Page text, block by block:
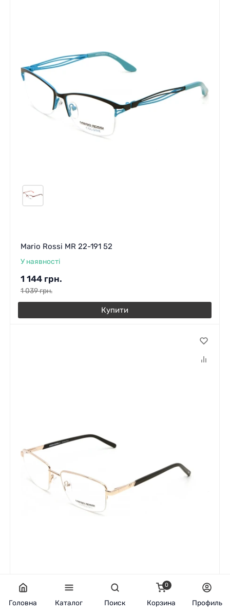
Mario Rossi MR 22-191 52
У наявності
1 144 грн.
1 039грн.
Купити
Головна Каталог Поиск
0
Корзина Профиль